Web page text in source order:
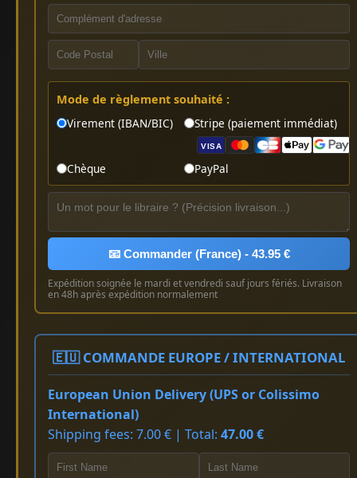
Mode de règlement souhaité :
Virement (IBAN/BIC)
Stripe (paiement immédiat)
VISA
Chèque PayPal
📧 Commander (France) - 43.95 €
Expédition soignée le mardi et vendredi sauf jours fériés. Livraison
en 48h après expédition normalement
🇪🇺 COMMANDE EUROPE / INTERNATIONAL
European Union Delivery (UPS or Colissimo
International)
Shipping fees: 7.00 € | Total: 47.00 €